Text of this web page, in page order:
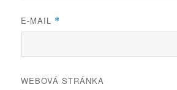
E-MAIL *
WEBOVÁ STRÁNKA